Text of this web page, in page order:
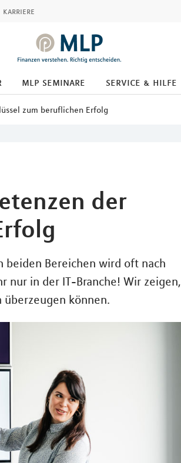
karriere
mlp seminare service & hilfe
zum beruflichen Erfolg
der
beiden Bereichen wird oft nach
nur in der IT-Branche! Wir zeigen,
können.